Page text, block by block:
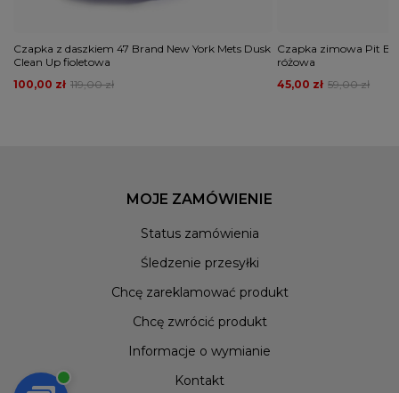
Czapka z daszkiem 47 Brand New York Mets Dusk
Clean Up fioletowa
119,00 zł
100,00 zł
Czapka zimowa Pit
różowa
59,00 zł
45,00 zł
MOJE ZAMÓWIENIE
Status zamówienia
Śledzenie przesyłki
Chcę zareklamować produkt
Chcę zwrócić produkt
Informacje o wymianie
Kontakt